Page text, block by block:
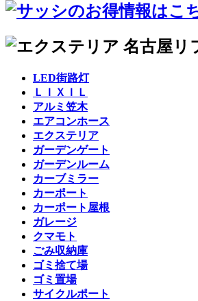
LED街路灯
ＬＩＸＩＬ
アルミ笠木
エアコンホース
エクステリア
ガーデンゲート
ガーデンルーム
カーブミラー
カーポート
カーポート屋根
ガレージ
クマモト
ごみ収納庫
ゴミ捨て場
ゴミ置場
サイクルポート